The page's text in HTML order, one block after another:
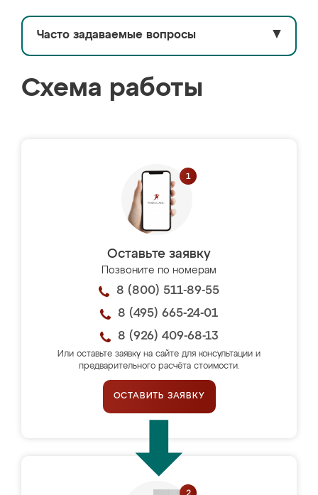
Часто задаваемые вопросы ▼
Схема работы
Оставьте заявку
Позвоните по номерам
8 (800) 511-89-55
8 (495) 665-24-01
8 (926) 409-68-13
Или оставьте заявку на сайте для консультации и
предварительного расчёта стоимости.
ОСТАВИТЬ ЗАЯВКУ